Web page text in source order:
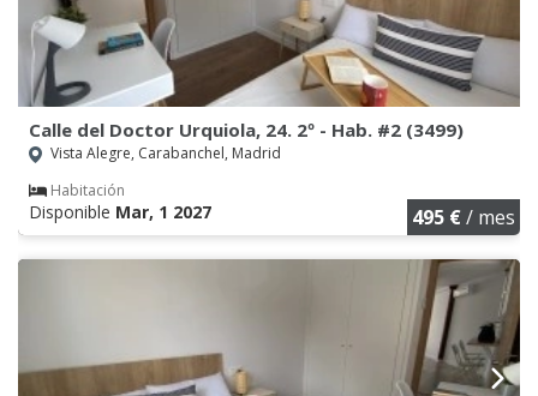
Calle del Doctor Urquiola, 24. 2º - Hab. #2 (3499)
Vista Alegre, Carabanchel, Madrid
Habitación
Disponible Mar, 1 2027 495 €/ mes